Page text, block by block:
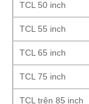
TCL 50 inch
TCL 55 inch
TCL 65 inch
TCL 75 inch
TCL trên 85 inch